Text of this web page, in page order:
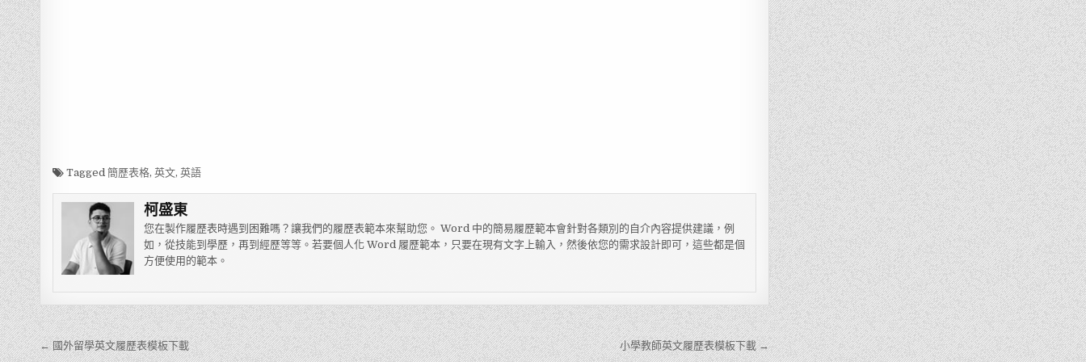
Tagged簡歷表格,英文,英語
柯盛東
您在製作履歷表時遇到困難嗎？讓我們的履歷表範本來幫助您。 Word 中的簡易履歷範本會針對各類別的自介內容提供建議，例
如，從技能到學歷，再到經歷等等。若要個人化 Word 履歷範本，只要在現有文字上輸入，然後依您的需求設計即可，這些都是個
方便使用的範本。
← 國外留學英文履歷表模板下載 小學教師英文履歷表模板下載 →